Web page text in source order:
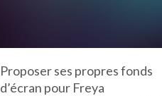
Proposer ses propres fonds
d’écran pour Freya